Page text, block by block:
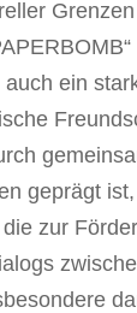
ein
geprägt
zur